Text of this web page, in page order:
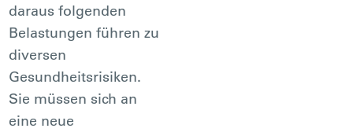
daraus folgenden
Belastungen führen zu
diversen
Gesundheitsrisiken.
Sie müssen sich an
eine neue